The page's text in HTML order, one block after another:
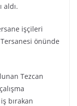
aldı.
işçileri
önünde
Tezcan
bırakan